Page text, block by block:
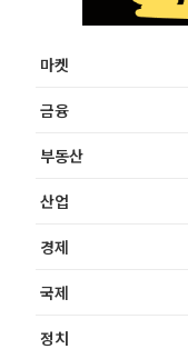
마켓
금융
부동산
산업
경제
국제
정치